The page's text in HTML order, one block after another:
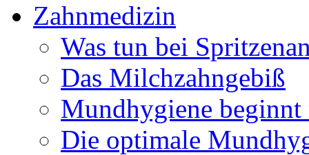
Zahnmedizin
Was tun bei
Das Milchzahngebiß
Mundhygiene beginnt
Die optimale